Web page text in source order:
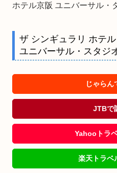
ホテル京阪 ユニバーサル・
ザ シンギュラリ ホテ
ユニバーサル・スタジ
じゃらん
JTBで
Yahooトラ
楽天トラベ